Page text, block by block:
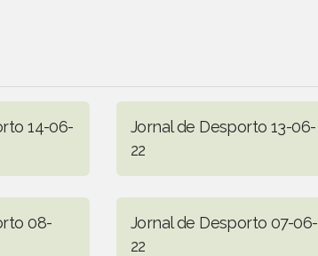
14-06-
Jornal de Desporto 13-06-
22
08-
Jornal de Desporto 07-06-
22